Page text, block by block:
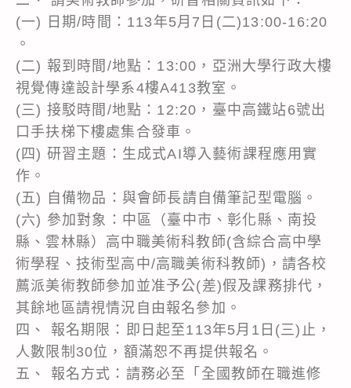
(一) 日期/時間：113年5月7日(二)13:00-16:20
。
(二) 報到時間/地點：13:00，亞洲大學行政大樓
視覺傳達設計學系4樓A413教室。
(三) 接駁時間/地點：12:20，臺中高鐵站6號出
口手扶梯下樓處集合發車。
(四) 研習主題：生成式AI導入藝術課程應用實
作。
(五) 自備物品：與會師長請自備筆記型電腦。
(六) 參加對象：中區（臺中市、彰化縣、南投
縣、雲林縣）高中職美術科教師(含綜合高中學
術學程、技術型高中/高職美術科教師)，請各校
薦派美術教師參加並准予公(差)假及課務排代，
其餘地區請視情況自由報名參加。
四、 報名期限：即日起至113年5月1日(三)止，
人數限制30位，額滿恕不再提供報名。
五、 報名方式：請務必至「全國教師在職進修